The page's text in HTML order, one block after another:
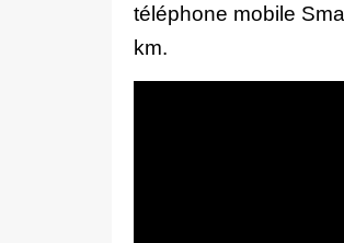
téléphone mobile
km.